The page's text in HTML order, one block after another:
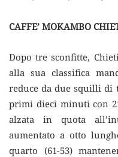
CAFFE’ MOKAMBO
Dopo tre sconfitte,
alla sua classifica
reduce da due squilli di
primi dieci minuti con
alzata in quota
aumentato a otto
quarto (61-53)